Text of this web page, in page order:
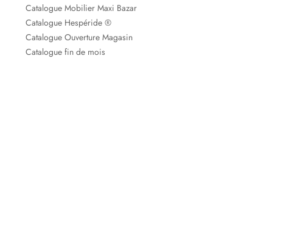
Catalogue Mobilier Maxi Bazar
Catalogue Hespéride ®
Catalogue Ouverture Magasin
Catalogue fin de mois